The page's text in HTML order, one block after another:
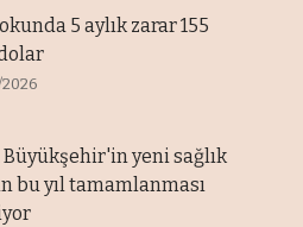
5 aylık zarar 155
yeni sağlık
bu yıl tamamlanması